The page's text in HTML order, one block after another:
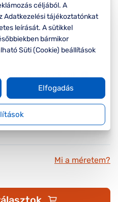
Ft
Mi a méretem?
céljából. A
Adatkezelési tájékoztatónkat
leírását. A sütikkel
bármikor
Süti (Cookie) beállítások
Elfogadás